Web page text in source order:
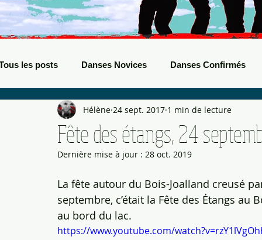
les posts Danses Novices Danses Confirmés
Danses Débutants Evènements Boots Bals de
Fête des étangs, 24
Hélène 24 sept. 2017 1 min de lecture
Dernière mise à jour : 28 oct. 2019
La fête autour du Bois-Joalland creusé
septembre, c’était la Fête des Étangs
au bord du lac.
https://www.youtube.com/